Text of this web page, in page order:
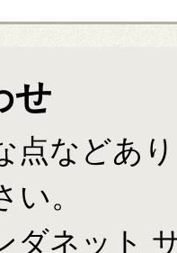
せ
点などあ
い。
ダネット